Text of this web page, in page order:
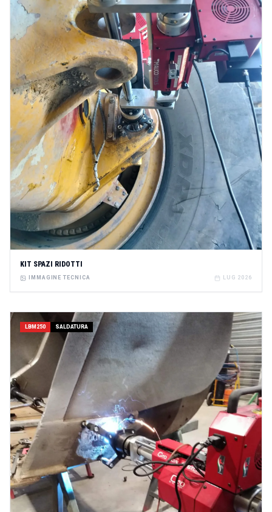
KIT SPAZI RIDOTTI
IMMAGINE TECNICA LUG 2026
LBM250 SALDATURA